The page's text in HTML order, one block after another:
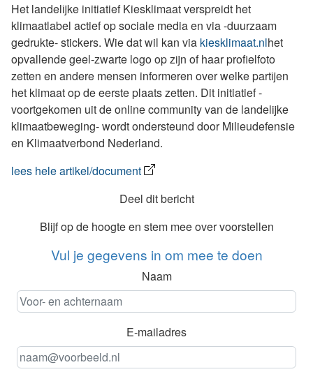
Het landelijke initiatief Kiesklimaat verspreidt het
klimaatlabel actief op sociale media en via -duurzaam
gedrukte- stickers. Wie dat wil kan via kiesklimaat.nlhet
opvallende geel-zwarte logo op zijn of haar profielfoto
zetten en andere mensen informeren over welke partijen
het klimaat op de eerste plaats zetten. Dit initiatief -
voortgekomen uit de online community van de landelijke
klimaatbeweging- wordt ondersteund door Milieudefensie
en Klimaatverbond Nederland.
lees hele artikel/document
Deel dit bericht
Blijf op de hoogte en stem mee over voorstellen
Vul je gegevens in om mee te doen
Naam
E-mailadres